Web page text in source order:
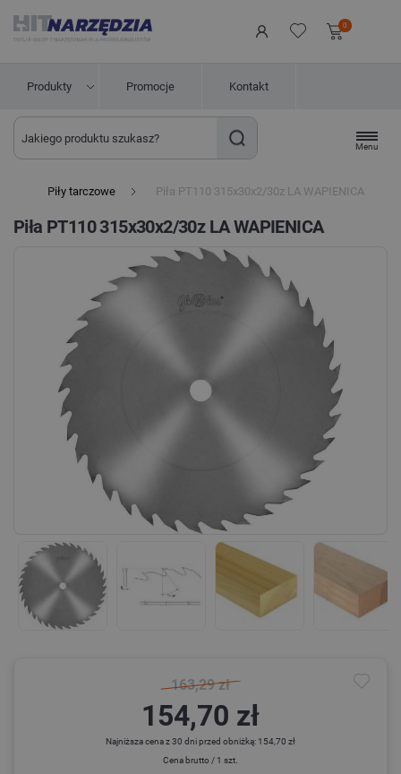
0
Produkty Promocje Kontakt
Menu
Piły tarczowe Piła PT110 315x30x2/30z LA WAPIENICA
Piła PT110 315x30x2/30z LA WAPIENICA
163,29 zł
154,70 zł
Najniższa cena z 30 dni przed obniżką: 154,70 zł
Cena brutto / 1 szt.